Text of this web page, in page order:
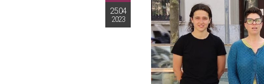
25.04
2023